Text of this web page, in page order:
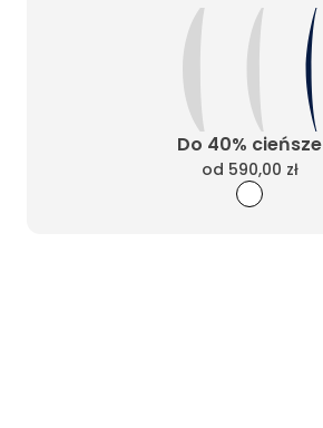
Do 40% cieńsze
od 590,00 zł